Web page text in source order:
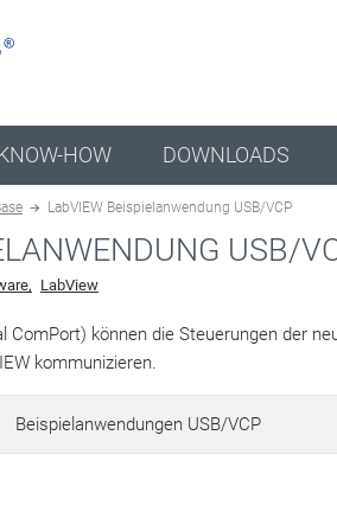
HOW DOWNLOADS
LabVIEW Beispielanwendung USB/VCP
USB/
LabView
ComPort) können die Steuerungen der
kommunizieren.
Beispielanwendungen USB/VCP